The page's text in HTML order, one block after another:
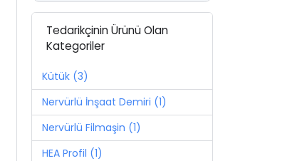
Tedarikçinin Ürünü Olan
Kategoriler
Kütük (3)
Nervürlü İnşaat Demiri (1)
Nervürlü Filmaşin (1)
HEA Profil (1)